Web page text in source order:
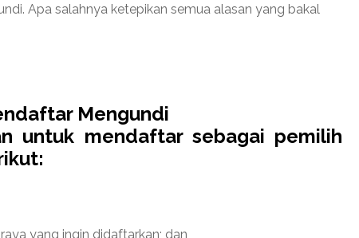
Apa salahnya ketepikan semua alasan yang bakal
Mengundi
untuk mendaftar sebagai pemilih
yang ingin didaftarkan; dan